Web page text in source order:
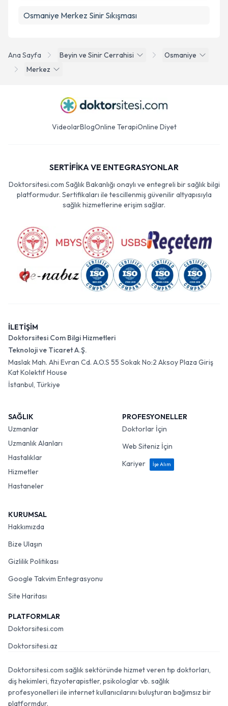
Ana Sayfa Beyin ve Sinir Cerrahisi
Osmaniye
Merkez
Osmaniye Merkez Sinir Sıkışması
VideolarBlogOnline TerapiOnline Diyet
SERTİFİKA VE ENTEGRASYONLAR
Doktorsitesi.com Sağlık Bakanlığı onaylı ve entegreli bir sağlık bilgi
platformudur. Sertifikaları ile tescillenmiş güvenilir altyapısıyla
sağlık hizmetlerine erişim sağlar.
İLETİŞİM
Doktorsitesi Com Bilgi Hizmetleri
Teknoloji ve Ticaret A.Ş.
Maslak Mah. Ahi Evran Cd. A.O.S 55 Sokak No:2 Aksoy Plaza Giriş
Kat Kolektif House
İstanbul, Türkiye
SAĞLIK
Uzmanlar
Uzmanlık Alanları
Hastalıklar
Hizmetler
Hastaneler
PROFESYONELLER
Doktorlar İçin
Web Siteniz İçin
Kariyer
İşe Alım
KURUMSAL
Hakkımızda
Bize Ulaşın
Gizlilik Politikası
Google Takvim Entegrasyonu
Site Haritası
PLATFORMLAR
Doktorsitesi.com
Doktorsitesi.az
Doktorsitesi.com sağlık sektöründe hizmet veren tıp doktorları,
diş hekimleri, fizyoterapistler, psikologlar vb. sağlık
profesyonelleri ile internet kullanıcılarını buluşturan bağımsız bir
platformdur.